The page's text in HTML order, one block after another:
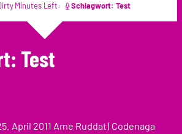
Minutes Left Schlagwort: Test
Test
April 2011 Arne Ruddat | Codenaga